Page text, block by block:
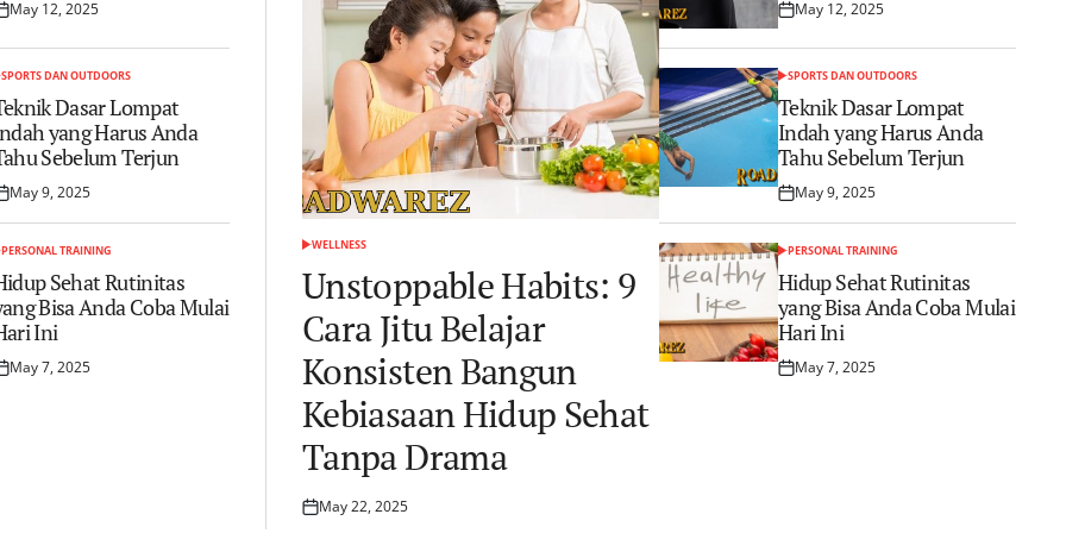
Posted
on
May 12, 2025
May 12, 2025
SPORTS DAN OUTDOORS
Dasar Lompat
yang Harus Anda
Sebelum Terjun
May 9, 2025
PERSONAL TRAINING
Sehat Rutinitas
Bisa Anda Coba Mulai
Ini
May 7, 2025
POSTED
WELLNESS
Unstoppable Habits: 9
Cara Jitu Belajar
Konsisten Bangun
Kebiasaan Hidup Sehat
Tanpa Drama
Posted
May 22, 2025
Posted
May 12, 2025
POSTED
IN
SPORTS DAN OUTDOORS
Teknik Dasar Lompat
Indah yang Harus Anda
Tahu Sebelum Terjun
Posted
on
May 9, 2025
POSTED
IN
PERSONAL TRAINING
Hidup Sehat Rutinitas
yang Bisa Anda Coba Mulai
Hari Ini
Posted
May 7, 2025